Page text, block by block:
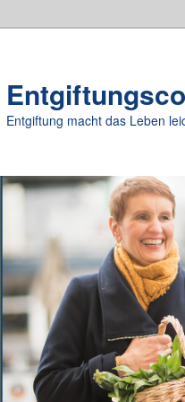
Entgiftung macht das Leben